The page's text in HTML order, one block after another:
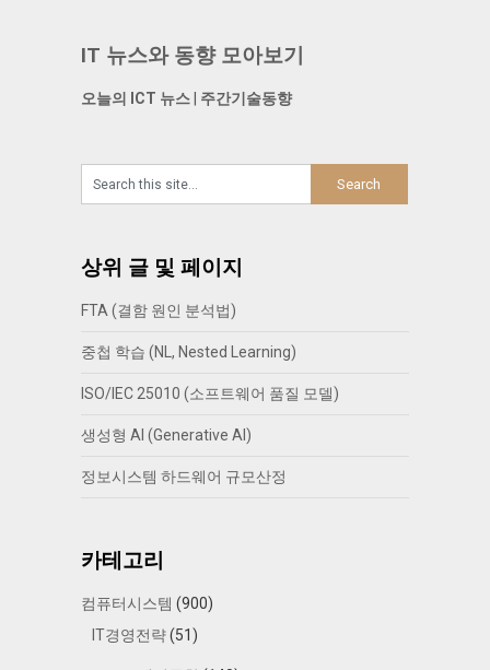
IT 뉴스와 동향 모아보기
오늘의 ICT 뉴스| 주간기술동향
상위 글 및 페이지
FTA (결함 원인 분석법)
중첩 학습 (NL, Nested Learning)
ISO/IEC 25010 (소프트웨어 품질 모델)
생성형 AI (Generative AI)
정보시스템 하드웨어 규모산정
카테고리
컴퓨터시스템 (900)
IT경영전략(51)